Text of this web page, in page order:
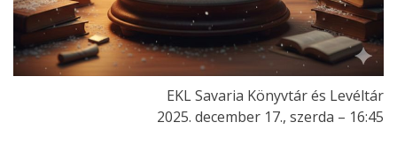
EKL Savaria Könyvtár és Levéltár
2025. december 17., szerda – 16:45